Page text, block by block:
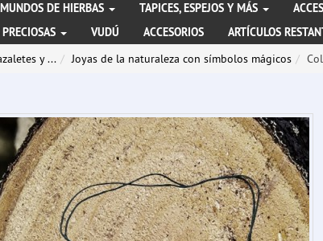
MUNDOS DE HIERBAS TAPICES, ESPEJOS Y MÁS
VUDÚ ACCESORIOS
ARTÍCULOS
y ... Joyas de la naturaleza con símbolos mágicos